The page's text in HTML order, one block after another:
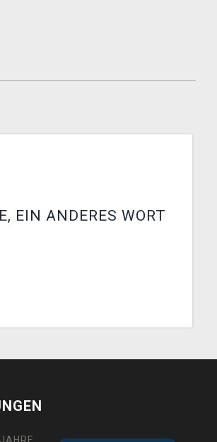
EIN ANDERES WORT